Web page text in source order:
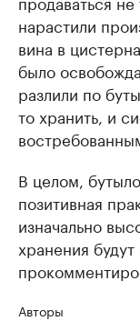
нарастили
вина в
было
разлили по
то хранить, и
В целом,
позитивная
изначально
хранения
Авторы